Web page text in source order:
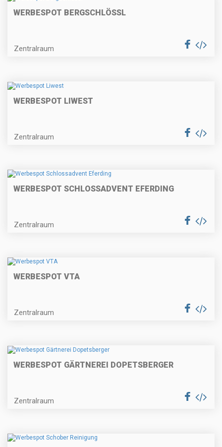
WERBESPOT BERGSCHLÖSSL
Zentralraum
WERBESPOT LIWEST
Zentralraum
WERBESPOT SCHLOSSADVENT EFERDING
Zentralraum
WERBESPOT VTA
Zentralraum
WERBESPOT GÄRTNEREI DOPETSBERGER
Zentralraum